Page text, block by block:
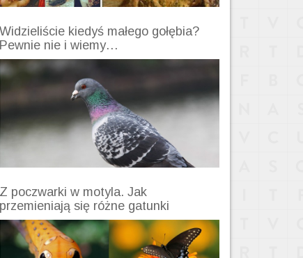
Widzieliście kiedyś małego gołębia?
Pewnie nie i wiemy…
Z poczwarki w motyla. Jak
przemieniają się różne gatunki